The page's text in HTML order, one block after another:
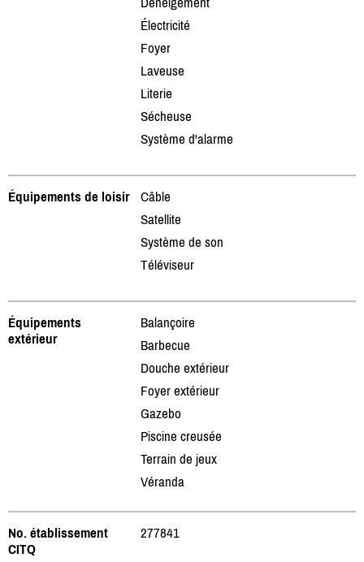
Électricité
Foyer
Laveuse
Literie
Sécheuse
Système d'alarme
Équipements de loisir
Câble
Satellite
Système de son
Téléviseur
Équipements
extérieur
Balançoire
Barbecue
Douche extérieur
Foyer extérieur
Gazebo
Piscine creusée
Terrain de jeux
Véranda
No. établissement
CITQ
277841